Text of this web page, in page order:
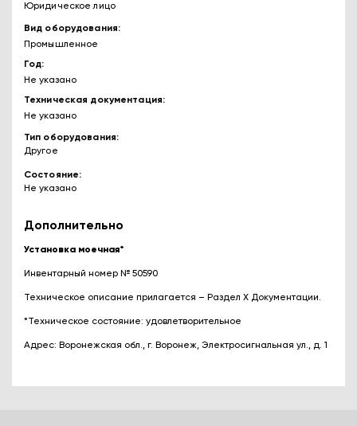
Юридическое лицо
Вид оборудования
Промышленное
Год
Не указано
Техническая документация
Не указано
Тип оборудования
Другое
Состояние
Не указано
Дополнительно
Установка моечная*
Инвентарный номер № 50590
Техническое описание прилагается – Раздел Х Документации.
*Техническое состояние: удовлетворительное
Адрес: Воронежская обл., г. Воронеж, Электросигнальная ул., д. 1